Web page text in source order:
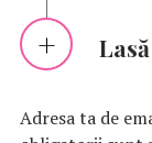
Adresa ta de